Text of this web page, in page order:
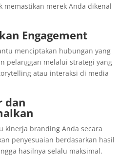
memastikan merek Anda dikenal
Engagement
menciptakan hubungan yang
pelanggan melalui strategi yang
atau interaksi di media
dan
kinerja branding Anda secara
penyesuaian berdasarkan hasil
hasilnya selalu maksimal.